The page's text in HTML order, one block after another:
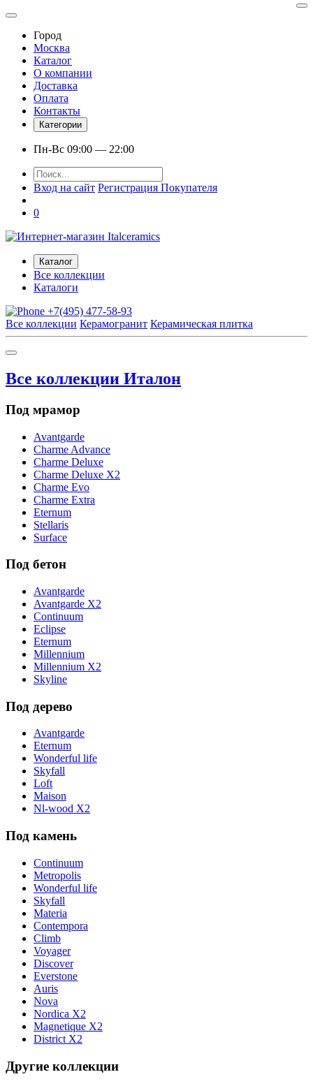
Город
Москва
Каталог
О компании
Доставка
Оплата
Контакты
Категории
Пн-Вс 09:00 — 22:00
Вход на сайт Регистрация Покупателя
0
Каталог
Все коллекции
Каталоги
+7(495) 477-58-93
Все коллекции Керамогранит Керамическая плитка
Все коллекции Италон
Под мрамор
Avantgarde
Charme Advance
Charme Deluxe
Charme Deluxe X2
Charme Evo
Charme Extra
Eternum
Stellaris
Surface
Под бетон
Avantgarde
Avantgarde X2
Continuum
Eclipse
Eternum
Millennium
Millennium X2
Skyline
Под дерево
Avantgarde
Eternum
Wonderful life
Skyfall
Loft
Maison
Nl-wood X2
Под камень
Continuum
Metropolis
Wonderful life
Skyfall
Materia
Contempora
Climb
Voyager
Discover
Everstone
Auris
Nova
Nordica X2
Magnetique X2
District X2
Другие коллекции